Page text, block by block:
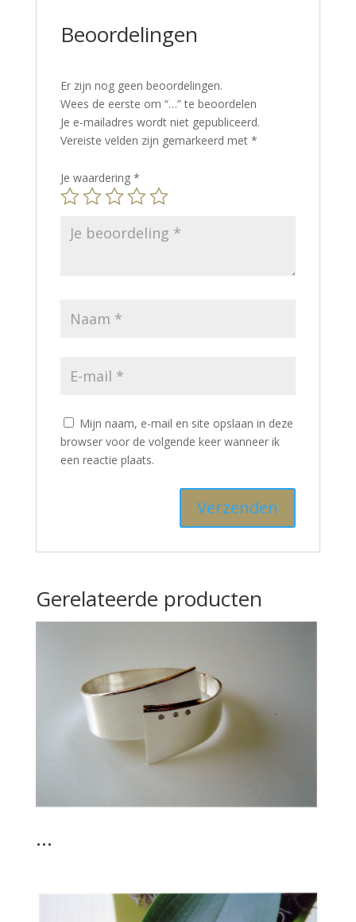
Beoordelingen
Er zijn nog geen beoordelingen.
Wees de eerste om “…” te beoordelen
Je e-mailadres wordt niet gepubliceerd.
Vereiste velden zijn gemarkeerd met *
Je waardering *
Mijn naam, e-mail en site opslaan in deze
browser voor de volgende keer wanneer ik
een reactie plaats.
Gerelateerde producten
…